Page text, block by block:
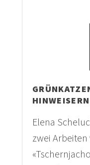
HINWEISERN
Elena
zwei Arbeiten